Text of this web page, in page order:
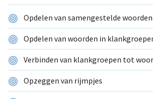
Opdelen van samengestelde woorden
Opdelen van woorden in
Verbinden van klankgroepen tot
Opzeggen van rijmpjes